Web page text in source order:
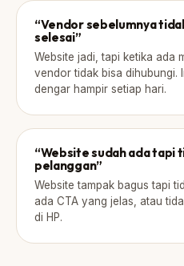
“Vendor sebelumnya
selesai”
Website jadi, tapi ketika ada
vendor tidak bisa dihubungi.
dengar hampir setiap hari.
“Website sudah ada tapi
pelanggan”
Website tampak bagus tapi
ada CTA yang jelas, atau
di HP.